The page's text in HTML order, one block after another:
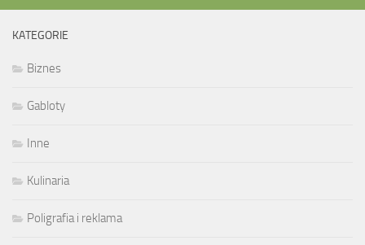
KATEGORIE
Biznes
Gabloty
Inne
Kulinaria
Poligrafia i reklama